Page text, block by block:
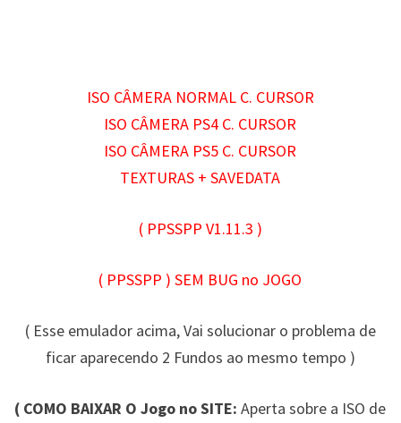
ISO CÂMERA NORMAL C. CURSOR
ISO CÂMERA PS4 C. CURSOR
ISO CÂMERA PS5 C. CURSOR
TEXTURAS + SAVEDATA
( PPSSPP V1.11.3 )
( PPSSPP ) SEM BUG no JOGO
( Esse emulador acima, Vai solucionar o problema de
ficar aparecendo 2 Fundos ao mesmo tempo )
( COMO BAIXAR O Jogo no SITE:Aperta sobre a ISO de